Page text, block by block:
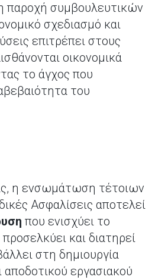
παροχή συμβουλευτικών
σχεδιασμό και
επιτρέπει στους
οικονομικά
το άγχος που
του
η ενσωμάτωση τέτοιων
Ασφαλίσεις αποτελεί
που ενισχύει το
και διατηρεί
στη δημιουργία
αποδοτικού εργασιακού